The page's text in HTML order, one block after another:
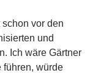
vor den
und
Ich wäre Gärtner
führen, würde